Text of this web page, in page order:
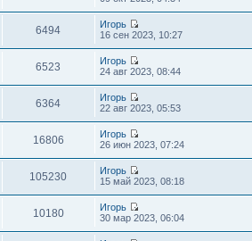
6494
Игорь
16 сен 2023, 10:27
6523
Игорь
24 авг 2023, 08:44
6364
Игорь
22 авг 2023, 05:53
16806
Игорь
26 июн 2023, 07:24
105230
Игорь
15 май 2023, 08:18
10180
Игорь
30 мар 2023, 06:04